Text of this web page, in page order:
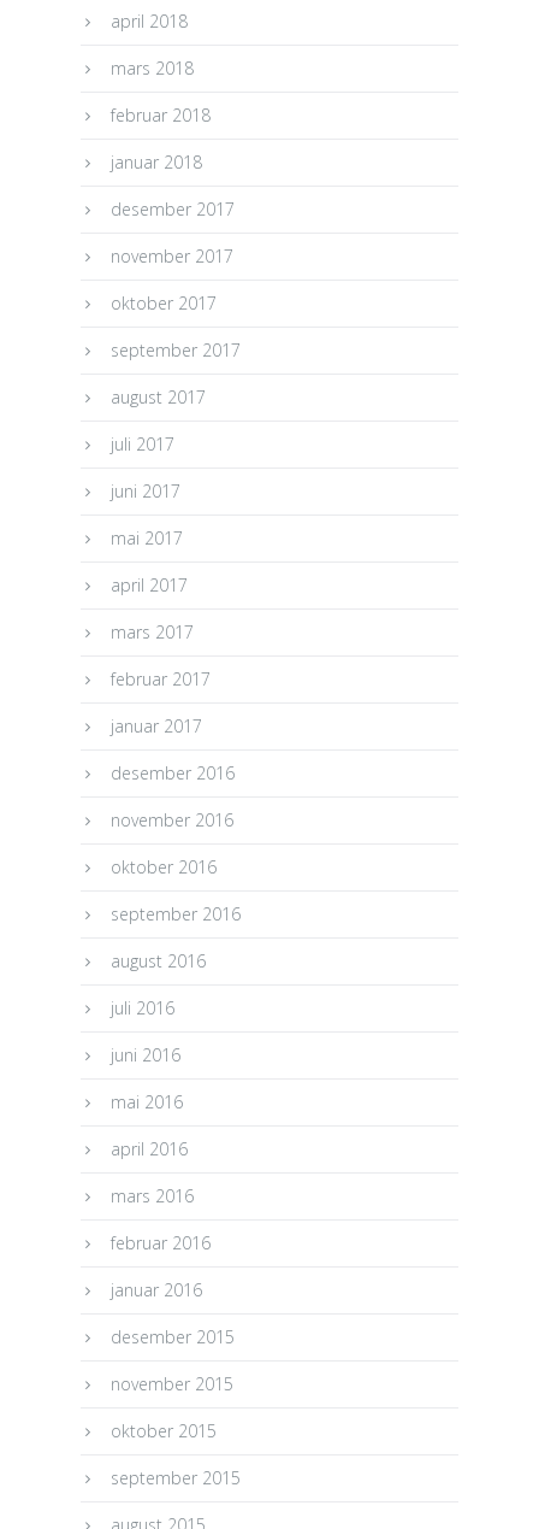
april 2018
mars 2018
februar 2018
januar 2018
desember 2017
november 2017
oktober 2017
september 2017
august 2017
juli 2017
juni 2017
mai 2017
april 2017
mars 2017
februar 2017
januar 2017
desember 2016
november 2016
oktober 2016
september 2016
august 2016
juli 2016
juni 2016
mai 2016
april 2016
mars 2016
februar 2016
januar 2016
desember 2015
november 2015
oktober 2015
september 2015
august 2015